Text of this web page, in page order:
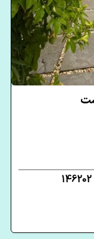
146202